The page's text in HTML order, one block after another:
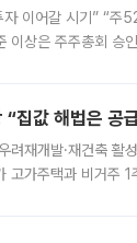
이어갈 시기” “주
상은 주주총회 승
집값 해법은 공
려재개발·재건축 활
고가주택과 비거주